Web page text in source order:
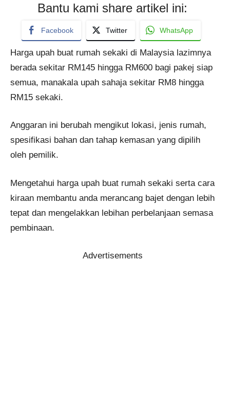
Bantu kami share artikel ini:
Facebook Twitter WhatsApp
Harga upah buat rumah sekaki di Malaysia lazimnya
berada sekitar RM145 hingga RM600 bagi pakej siap
semua, manakala upah sahaja sekitar RM8 hingga
RM15 sekaki.
Anggaran ini berubah mengikut lokasi, jenis rumah,
spesifikasi bahan dan tahap kemasan yang dipilih
oleh pemilik.
Mengetahui harga upah buat rumah sekaki serta cara
kiraan membantu anda merancang bajet dengan lebih
tepat dan mengelakkan lebihan perbelanjaan semasa
pembinaan.
Advertisements